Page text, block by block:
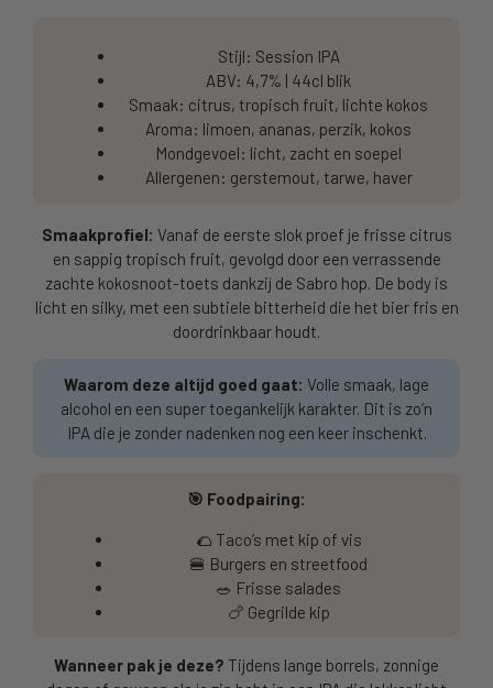
Stijl: Session IPA
ABV: 4,7% | 44cl blik
Smaak: citrus, tropisch fruit, lichte kokos
Aroma: limoen, ananas, perzik, kokos
Mondgevoel: licht, zacht en soepel
Allergenen: gerstemout, tarwe, haver
Smaakprofiel: Vanaf de eerste slok proef je frisse citrus
en sappig tropisch fruit, gevolgd door een verrassende
zachte kokosnoot-toets dankzij de Sabro hop. De body is
licht en silky, met een subtiele bitterheid die het bier fris en
doordrinkbaar houdt.
Waarom deze altijd goed gaat: Volle smaak, lage
alcohol en een super toegankelijk karakter. Dit is zo’n
IPA die je zonder nadenken nog een keer inschenkt.
🎯 Foodpairing:
🌮 Taco’s met kip of vis
🍔 Burgers en streetfood
🥗 Frisse salades
🍗 Gegrilde kip
Wanneer pak je deze? Tijdens lange borrels, zonnige